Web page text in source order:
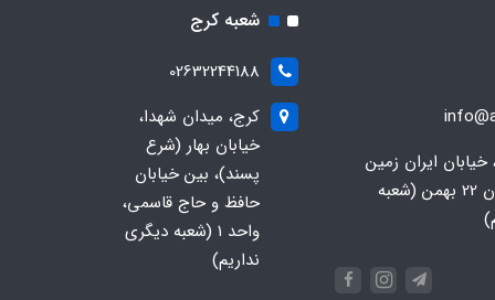
خیابان ایران زمین
جنوبی، خیابان 22 بهمن (شعبه
شعبه کرج
02632244188
کرج، میدان شهدا،
خیابان بهار (شرع
پسند)، بین خیابان
حافظ و حاج قاسمی،
واحد ۱ (شعبه دیگری
نداریم)